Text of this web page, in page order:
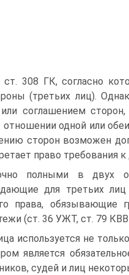
308 ГК, согласно
(третьих лиц).
соглашением
одной или
сторон возможен
право требования
полными в двух
для третьих
права, обязывающие
(ст. 36 УЖТ, ст. 79
используется не
является
судей и лиц